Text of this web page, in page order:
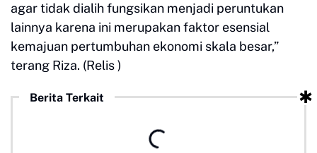
agar tidak dialih fungsikan menjadi peruntukan
lainnya karena ini merupakan faktor esensial
kemajuan pertumbuhan ekonomi skala besar,”
terang Riza. (Relis )
Berita Terkait